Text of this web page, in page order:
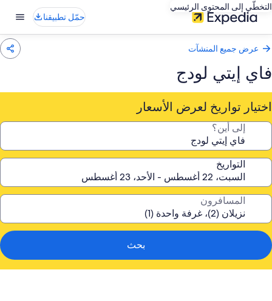
التخطّي إلى المحتوى الرئيسي
حمّل تطبيقنا
عرض جميع المنشآت
فاي إيتي لودج
اختيار تواريخ لعرض الأسعار
إلى أين؟
التواريخ
المسافرون
بحث